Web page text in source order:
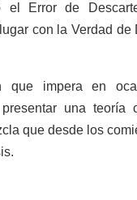
el Error de
con la Verdad de
que impera en
una teoría
que desde los